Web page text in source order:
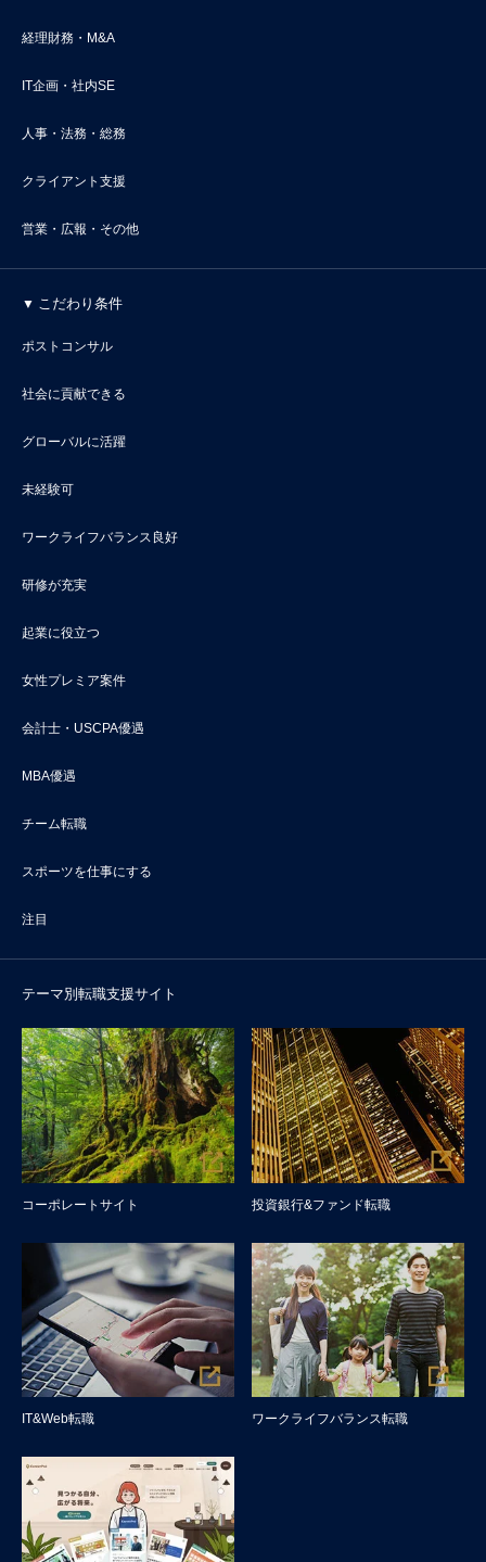
経理財務・M&A
IT企画・社内SE
人事・法務・総務
クライアント支援
営業・広報・その他
こだわり条件
ポストコンサル
社会に貢献できる
グローバルに活躍
未経験可
ワークライフバランス良好
研修が充実
起業に役立つ
女性プレミア案件
会計士・USCPA優遇
MBA優遇
チーム転職
スポーツを仕事にする
注目
テーマ別転職支援サイト
コーポレートサイト 投資銀行&ファンド転職
IT&Web転職 ワークライフバランス転職